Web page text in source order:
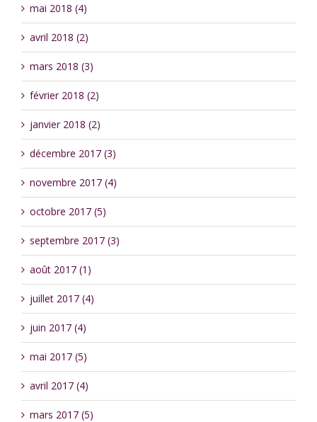
mai 2018 (4)
avril 2018 (2)
mars 2018 (3)
février 2018 (2)
janvier 2018 (2)
décembre 2017 (3)
novembre 2017 (4)
octobre 2017 (5)
septembre 2017 (3)
août 2017 (1)
juillet 2017 (4)
juin 2017 (4)
mai 2017 (5)
avril 2017 (4)
mars 2017 (5)